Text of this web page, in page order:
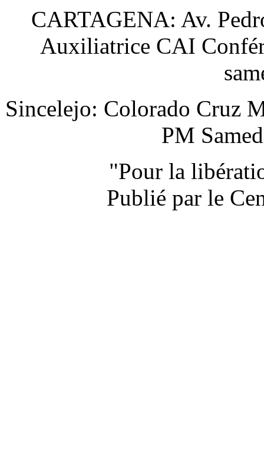
CARTAGENA: Av.
Auxiliatrice CAI
Sincelejo: Colorado Cruz
PM
"Pour la
Publié par le